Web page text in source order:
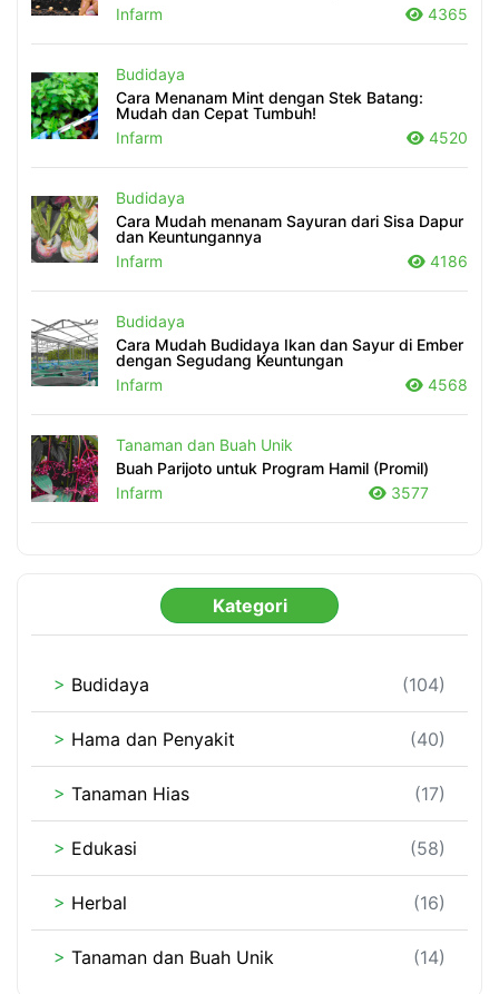
Infarm
4365
Budidaya
Cara Menanam Mint dengan Stek Batang:
Mudah dan Cepat Tumbuh!
Infarm
4520
Budidaya
Cara Mudah menanam Sayuran dari Sisa Dapur
dan Keuntungannya
Infarm
4186
Budidaya
Cara Mudah Budidaya Ikan dan Sayur di Ember
dengan Segudang Keuntungan
Infarm
4568
Tanaman dan Buah Unik
Buah Parijoto untuk Program Hamil (Promil)
Infarm
3577
Kategori
> Budidaya (104)
> Hama dan Penyakit (40)
> Tanaman Hias (17)
> Edukasi (58)
> Herbal (16)
> Tanaman dan Buah Unik (14)